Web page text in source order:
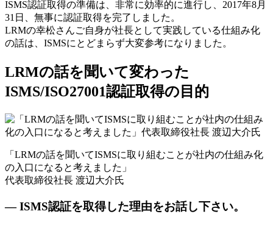
ISMS認証取得の準備は、非常に効率的に進行し、2017年8月
31日、無事に認証取得を完了しました。
LRMの幸松さんご自身が社長として実践している仕組み化
の話は、ISMSにとどまらず大変参考になりました。
LRMの話を聞いて変わった
ISMS/ISO27001認証取得の目的
「LRMの話を聞いてISMSに取り組むことが社内の仕組み化
の入口になると考えました」
代表取締役社長 渡辺大介氏
— ISMS認証を取得した理由をお話し下さい。